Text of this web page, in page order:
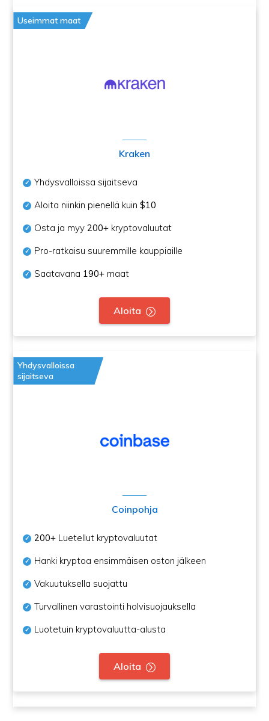
Useimmat maat
Kraken
Yhdysvalloissa sijaitseva
Aloita niinkin pienellä kuin$10
Osta ja myy200+ kryptovaluutat
Pro-ratkaisu suuremmille kauppiaille
Saatavana 190+ maat
Aloita
Yhdysvalloissa
sijaitseva
Coinpohja
200+ Luetellut kryptovaluutat
Hanki kryptoa ensimmäisen oston jälkeen
Vakuutuksella suojattu
Turvallinen varastointi holvisuojauksella
Luotetuin kryptovaluutta-alusta
Aloita